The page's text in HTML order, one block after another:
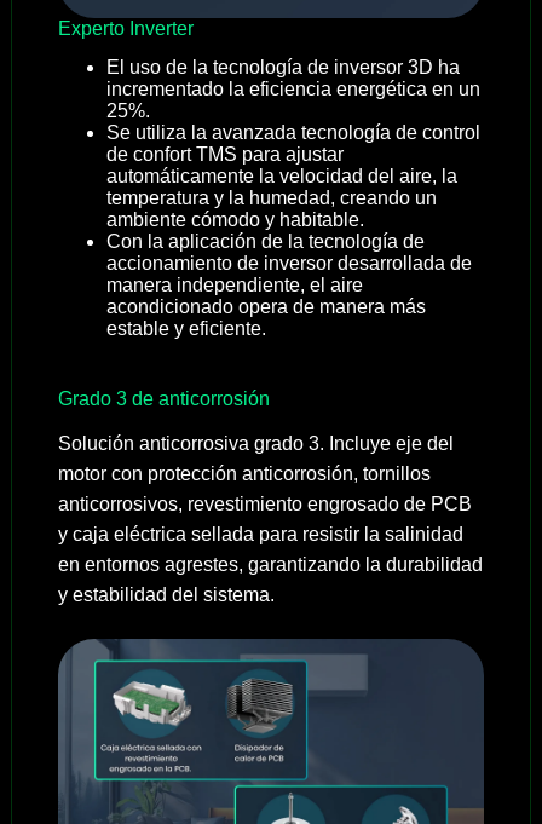
Experto Inverter
El uso de la tecnología de inversor 3D ha
incrementado la eficiencia energética en un
25%.
Se utiliza la avanzada tecnología de control
de confort TMS para ajustar
automáticamente la velocidad del aire, la
temperatura y la humedad, creando un
ambiente cómodo y habitable.
Con la aplicación de la tecnología de
accionamiento de inversor desarrollada de
manera independiente, el aire
acondicionado opera de manera más
estable y eficiente.
Grado 3 de anticorrosión
Solución anticorrosiva grado 3. Incluye eje del
motor con protección anticorrosión, tornillos
anticorrosivos, revestimiento engrosado de PCB
y caja eléctrica sellada para resistir la salinidad
en entornos agrestes, garantizando la durabilidad
y estabilidad del sistema.